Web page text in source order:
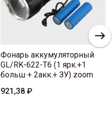
Фонарь аккумуляторный
GL/RK-622-T6 (1 ярк.+1
больш + 2акк.+ ЗУ) zoom
921,38 ₽